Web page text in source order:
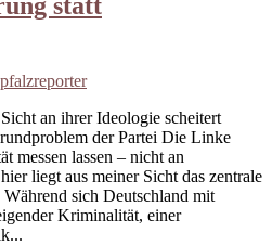
an ihrer Ideologie scheitert
der Partei Die Linke
messen lassen – nicht an
liegt aus meiner Sicht das zentrale
sich Deutschland mit
Kriminalität, einer